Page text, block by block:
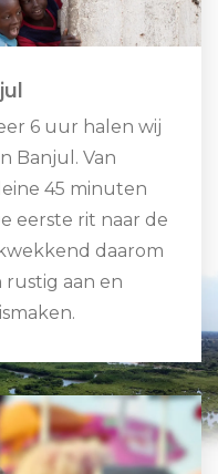
6 uur halen wij
Banjul. Van
45 minuten
eerste rit naar de
daarom
rustig aan en